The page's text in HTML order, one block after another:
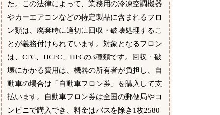
た。この法律によって、業務用の冷凍空調機器
やカーエアコンなどの特定製品に含まれるフロ
ン類は、廃棄時に適切に回収・破壊処理するこ
とが義務付けられています。対象となるフロン
は、CFC、HCFC、HFCの3種類です。回収・破
壊にかかる費用は、機器の所有者が負担し、自
動車の場合は「自動車フロン券」を購入して支
払います。自動車フロン券は全国の郵便局やコ
ンビニで購入でき、料金はバスを除き1枚2580